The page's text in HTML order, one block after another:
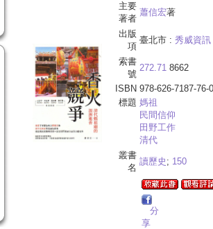
主要
著者
蕭信宏著
出版
項
臺北市 : 秀威資訊
索書
號
272.71 8662
ISBN 978-626-7187-76-0
標題 媽祖
民間信仰
田野工作
清代
叢書
名
讀歷史 ; 150
分
享